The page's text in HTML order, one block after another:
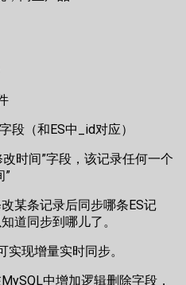
段（和ES中_id对应）
时间”字段，该记录任何一个
”
某条记录后同步哪条ES记
道同步到哪儿了。
现增量实时同步。
中增加逻辑删除字段，